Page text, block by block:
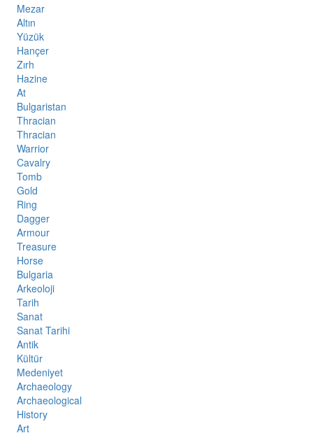
Mezar
Altın
Yüzük
Hançer
Zırh
Hazine
At
Bulgaristan
Thracian
Thracian
Warrior
Cavalry
Tomb
Gold
Ring
Dagger
Armour
Treasure
Horse
Bulgaria
Arkeoloji
Tarih
Sanat
Sanat Tarihi
Antik
Kültür
Medeniyet
Archaeology
Archaeological
History
Art